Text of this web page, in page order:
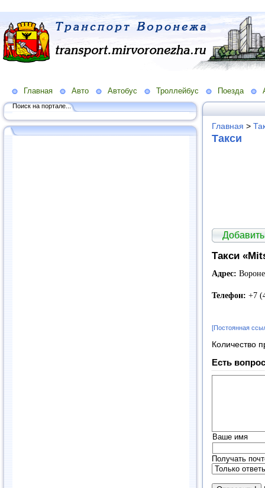
Главная Авто Автобус Троллейбус Поезда
Поиск на портале...
Главная >
Такси
Добавить
Такси
Адрес:
Телефон: +7
[Постоянная
Количество
Есть
Ваше имя
Получать